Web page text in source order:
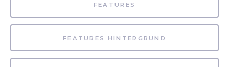
FEATURES
FEATURES HINTERGRUND